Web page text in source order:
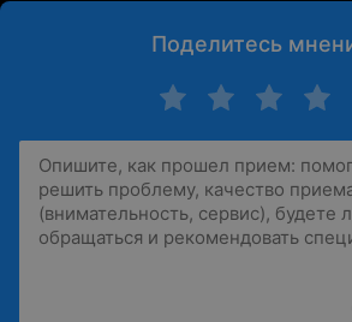
Поделитесь